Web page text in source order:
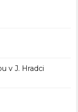
v J. Hradci